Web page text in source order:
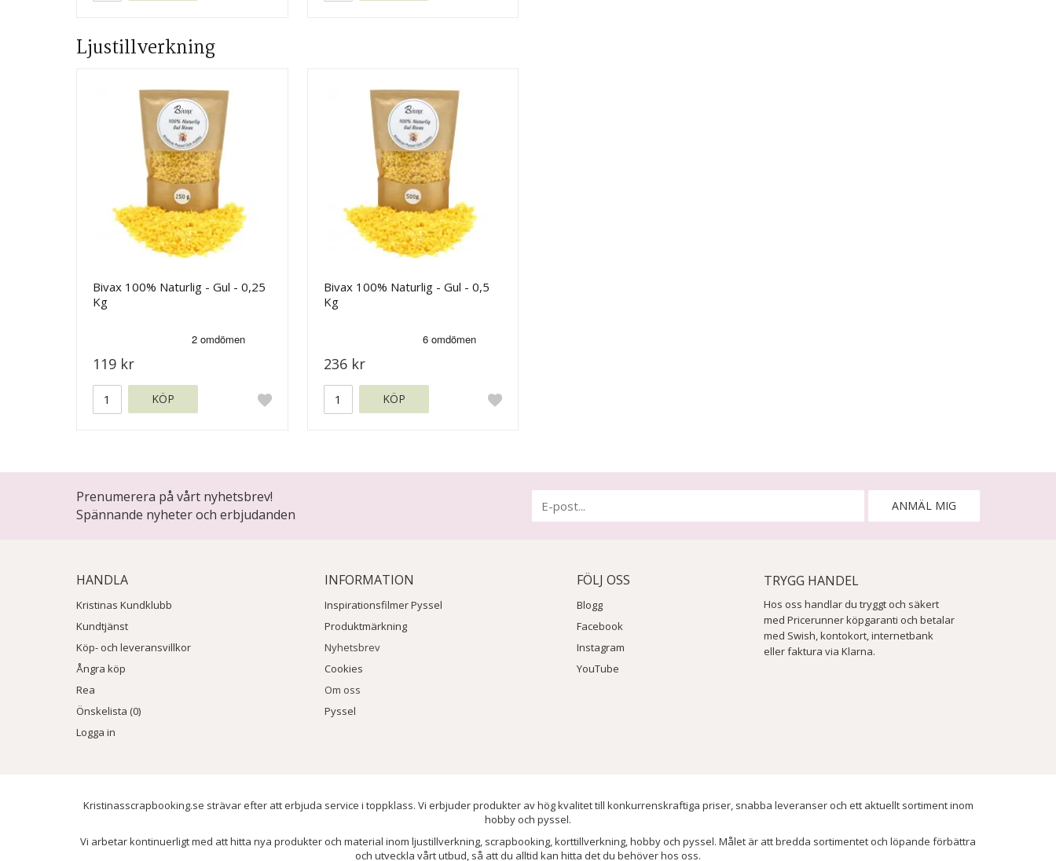
Ljustillverkning
Bivax 100% Naturlig - Gul - 0,25
Kg
119 kr
KÖP
Bivax 100% Naturlig - Gul - 0,5
Kg
236 kr
KÖP
Prenumerera på vårt nyhetsbrev!
Spännande nyheter och erbjudanden
ANMÄL MIG
HANDLA
Kristinas Kundklubb
Kundtjänst
Köp- och leveransvillkor
Ångra köp
Rea
Önskelista (0)
Logga in
INFORMATION
Inspirationsfilmer Pyssel
Produktmärkning
Nyhetsbrev
Cookies
Om oss
Pyssel
FÖLJ OSS
Blogg
Facebook
Instagram
YouTube
TRYGG HANDEL
Hos oss handlar du tryggt och säkert
med Pricerunner köpgaranti och betalar
med Swish, kontokort, internetbank
eller faktura via Klarna.
Kristinasscrapbooking.se strävar efter att erbjuda service i toppklass. Vi erbjuder produkter av hög kvalitet till konkurrenskraftiga priser, snabba leveranser och ett aktuellt sortiment inom
hobby och pyssel.
Vi arbetar kontinuerligt med att hitta nya produkter och material inom ljustillverkning, scrapbooking, korttillverkning, hobby och pyssel. Målet är att bredda sortimentet och löpande förbättra
och utveckla vårt utbud, så att du alltid kan hitta det du behöver hos oss.